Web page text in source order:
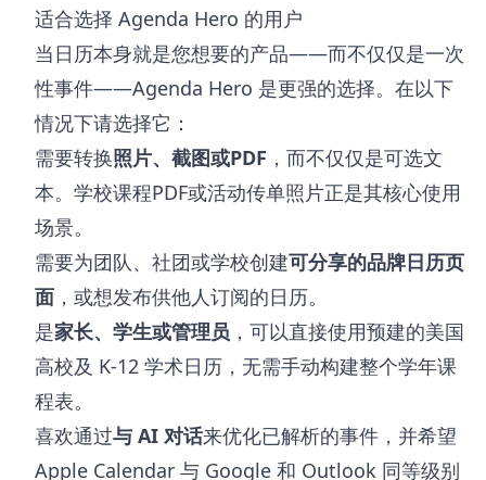
适合选择 Agenda Hero 的用户
当日历本身就是您想要的产品——而不仅仅是一次
性事件——Agenda Hero 是更强的选择。在以下
情况下请选择它：
需要转换照片、截图或PDF ，而不仅仅是可选文
本。学校课程PDF或活动传单照片正是其核心使用
场景。
需要为团队、社团或学校创建可分享的品牌日历页
面 ，或想发布供他人订阅的日历。
是家长、学生或管理员 ，可以直接使用预建的美国
高校及 K-12 学术日历，无需手动构建整个学年课
程表。
喜欢通过与 AI 对话来优化已解析的事件，并希望
Apple Calendar 与 Google 和 Outlook 同等级别